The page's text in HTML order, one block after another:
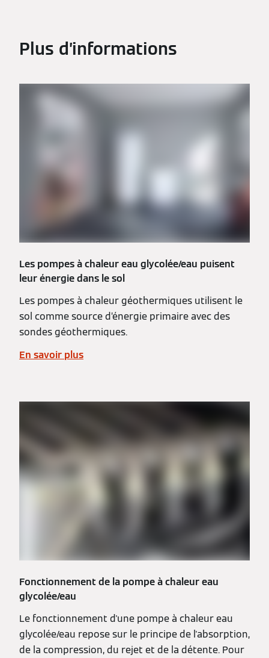
Plus d’informations
Les pompes à chaleur eau glycolée/eau puisent
leur énergie dans le sol
Les pompes à chaleur géothermiques utilisent le
sol comme source d’énergie primaire avec des
sondes géothermiques.
En savoir plus
Fonctionnement de la pompe à chaleur eau
glycolée/eau
Le fonctionnement d'une pompe à chaleur eau
glycolée/eau repose sur le principe de l'absorption,
de la compression, du rejet et de la détente. Pour